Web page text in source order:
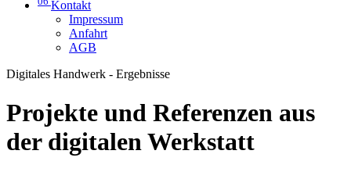
Kontakt
Impressum
Anfahrt
AGB
Digitales Handwerk - Ergebnisse
Projekte und Referenzen aus
der digitalen Werkstatt